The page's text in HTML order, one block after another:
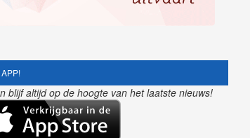
blijf altijd op de hoogte van het laatste nieuws!